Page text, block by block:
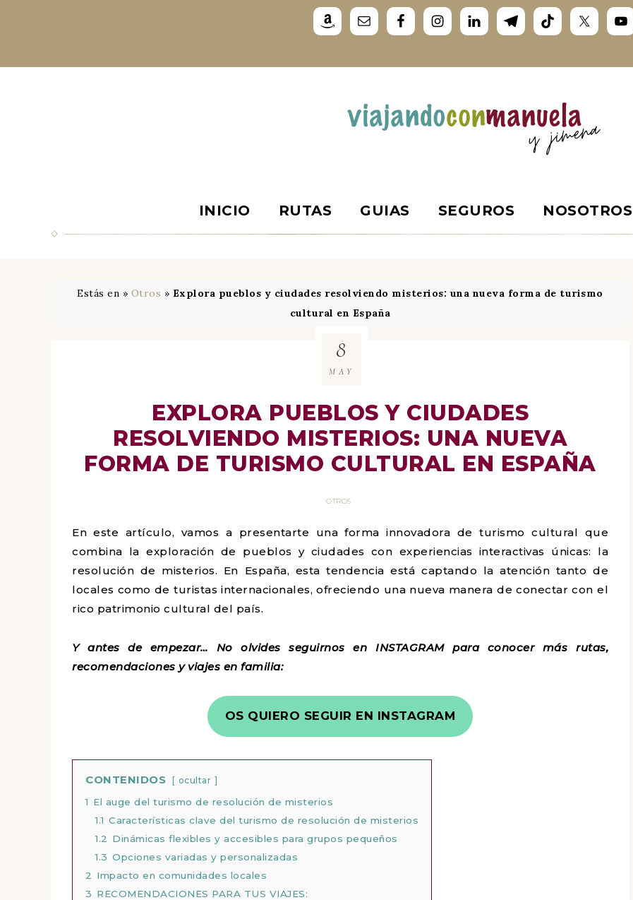
INICIO RUTAS GUIAS SEGUROS NOSOTROS
Estás en » Otros » Explora pueblos y ciudades resolviendo misterios: una nueva forma de turismo
cultural en España
EXPLORA PUEBLOS Y CIUDADES
RESOLVIENDO MISTERIOS: UNA NUEVA
FORMA DE TURISMO CULTURAL EN ESPAÑA
OTROS
8
MAY
En este artículo, vamos a presentarte una forma innovadora de turismo cultural que
combina la exploración de pueblos y ciudades con experiencias interactivas únicas: la
resolución de misterios. En España, esta tendencia está captando la atención tanto de
locales como de turistas internacionales, ofreciendo una nueva manera de conectar con el
rico patrimonio cultural del país.
Y antes de empezar… No olvides seguirnos en INSTAGRAM para conocer más rutas,
recomendaciones y viajes en familia:
OS QUIERO SEGUIR EN INSTAGRAM
CONTENIDOS ocultar
1 El auge del turismo de resolución de misterios
1.1 Características clave del turismo de resolución de misterios
1.2
Dinámicas flexibles y accesibles para grupos pequeños
1.3 Opciones variadas y personalizadas
2
Impacto en comunidades locales
3 RECOMENDACIONES PARA TUS VIAJES: